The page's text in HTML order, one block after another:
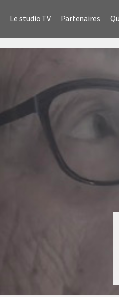
Le studio TV Partenaires